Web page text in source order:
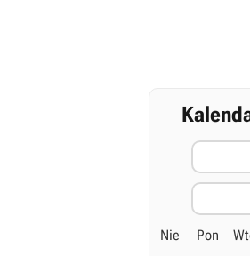
Nie Pon